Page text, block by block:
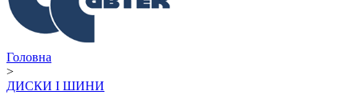
Головна
>
ДИСКИ І ШИНИ